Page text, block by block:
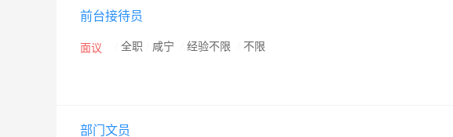
前台接待员
面议 全职 咸宁 经验不限 不限
部门文员